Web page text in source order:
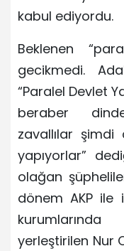
kabul ediyordu.
Beklenen
gecikmedi.
“Paralel Devlet
beraber
zavallılar
yapıyorlar”
olağan
dönem AKP
yerleştirilen Nur